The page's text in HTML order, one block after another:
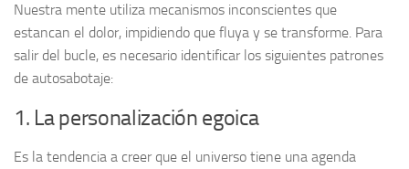
Nuestra mente utiliza mecanismos inconscientes que
estancan el dolor, impidiendo que fluya y se transforme. Para
salir del bucle, es necesario identificar los siguientes patrones
de autosabotaje:
1. La personalización egoica
Es la tendencia a creer que el universo tiene una agenda